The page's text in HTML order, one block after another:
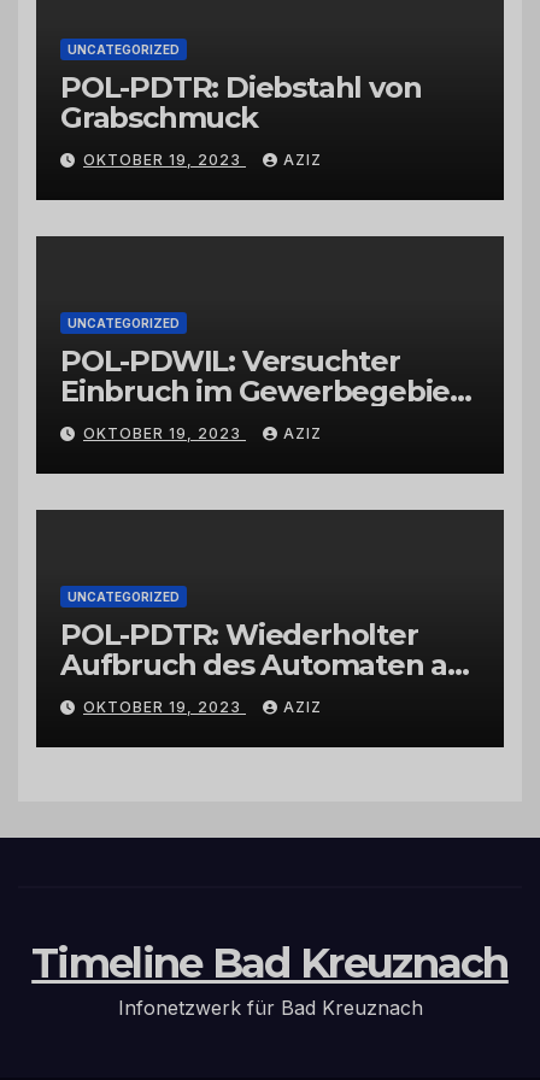
UNCATEGORIZED
POL-PDTR: Diebstahl von
Grabschmuck
OKTOBER 19, 2023 AZIZ
UNCATEGORIZED
POL-PDWIL: Versuchter
Einbruch im Gewerbegebiet
Wittlich
OKTOBER 19, 2023 AZIZ
UNCATEGORIZED
POL-PDTR: Wiederholter
Aufbruch des Automaten am
Wohnmobilstellplatz in
Hermeskeil am Labachweg
OKTOBER 19, 2023 AZIZ
Timeline Bad Kreuznach
Infonetzwerk für Bad Kreuznach